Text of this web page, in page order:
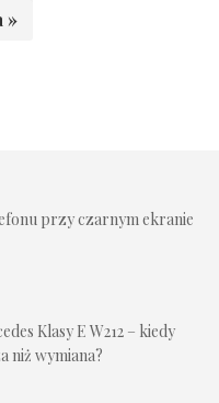
»
przy czarnym ekranie
Klasy E W212 – kiedy
niż wymiana?